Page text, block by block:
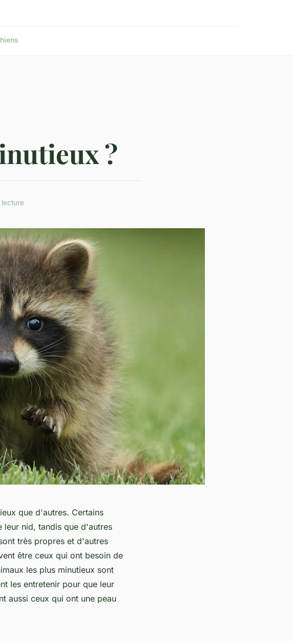
?
lecture
que d'autres. Certains
leur nid, tandis que d'autres
très propres et d'autres
être ceux qui ont besoin de
les plus minutieux sont
les entretenir pour que leur
aussi ceux qui ont une peau